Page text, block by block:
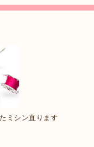
ミシン直ります